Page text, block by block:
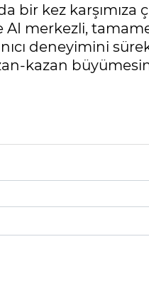
bir kez karşımıza
AI merkezli,
deneyimini
kazan